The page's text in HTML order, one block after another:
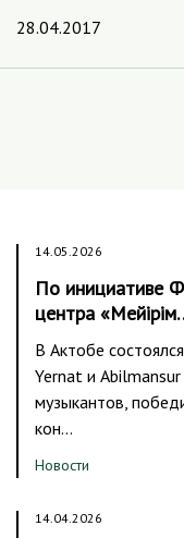
28.04.2017
14.05.2026
По инициативе
центра
В Актобе
Yernat и
музыкантов,
кон…
Новости
14.04.2026